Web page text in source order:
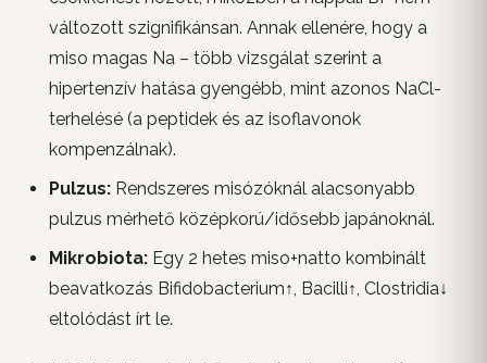
változott szignifikánsan. Annak ellenére, hogy a
miso magas Na – több vizsgálat szerint a
hipertenzív hatása gyengébb, mint azonos NaCl-
terhelésé (a peptidek és az isoflavonok
kompenzálnak).
Pulzus:Rendszeres misózóknál alacsonyabb
pulzus mérhető középkorú/idősebb japánoknál.
Mikrobiota:Egy 2 hetes miso+natto kombinált
beavatkozás Bifidobacterium↑, Bacilli↑, Clostridia↓
eltolódást írt le.